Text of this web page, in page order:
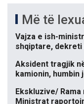
Më të
Vajza e ish-
shqiptare,
Aksident tragjik
kamionin,
Ekskluzive/
Ministrat